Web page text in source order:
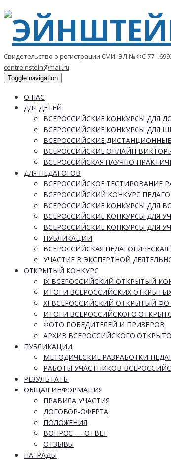
Свидетельство о регистрации СМИ: ЭЛ № ФС 77 -
centreinstein@mail.ru
Toggle navigation
О НАС
ДЛЯ ДЕТЕЙ
ВСЕРОССИЙСКИЕ КОНКУРСЫ ДЛЯ
ВСЕРОССИЙСКИЕ КОНКУРСЫ ДЛЯ
ВСЕРОССИЙСКИЕ
ВСЕРОССИЙСКИЕ ОНЛАЙН-
ВСЕРОССИЙСКАЯ НАУЧНО-
ДЛЯ ПЕДАГОГОВ
ВСЕРОССИЙСКОЕ ТЕСТИРОВАНИЕ
ВСЕРОССИЙСКИЙ КОНКУРС
ВСЕРОССИЙСКИЕ КОНКУРСЫ ДЛЯ
ВСЕРОССИЙСКИЕ КОНКУРСЫ ДЛЯ
ВСЕРОССИЙСКИЕ КОНКУРСЫ ДЛЯ
ПУБЛИКАЦИИ
ВСЕРОССИЙСКАЯ
УЧАСТИЕ В ЭКСПЕРТНОЙ
ОТКРЫТЫЙ КОНКУРС
IX ВСЕРОССИЙСКИЙ ОТКРЫТЫЙ
ИТОГИ ВСЕРОССИЙСКИХ
XI ВСЕРОССИЙСКИЙ ОТКРЫТЫЙ
ИТОГИ ВСЕРОССИЙСКОГО
ФОТО ПОБЕДИТЕЛЕЙ И ПРИЗЁРОВ
АРХИВ ВСЕРОССИЙСКОГО
ПУБЛИКАЦИИ
МЕТОДИЧЕСКИЕ РАЗРАБОТКИ
РАБОТЫ УЧАСТНИКОВ
РЕЗУЛЬТАТЫ
ОБЩАЯ ИНФОРМАЦИЯ
ПРАВИЛА УЧАСТИЯ
ДОГОВОР-ОФЕРТА
ПОЛОЖЕНИЯ
ВОПРОС — ОТВЕТ
ОТЗЫВЫ
НАГРАДЫ